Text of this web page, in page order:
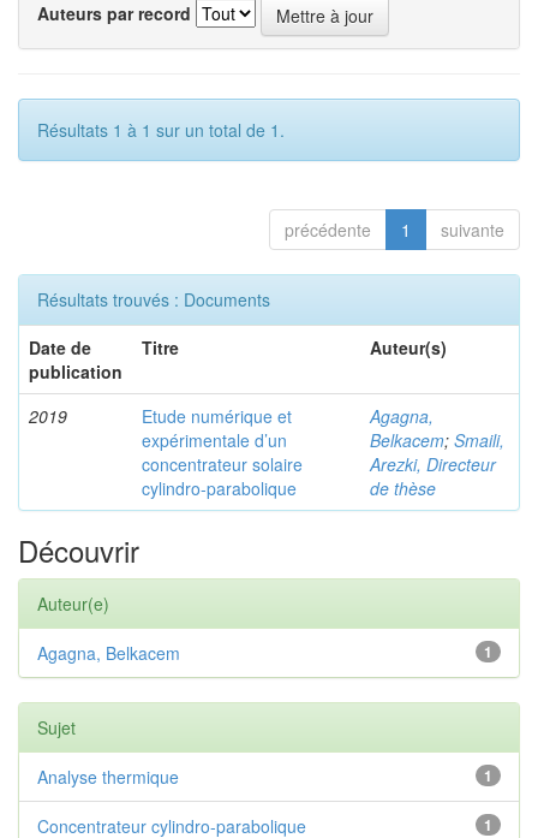
Auteurs par record
Résultats 1 à 1 sur un total de 1.
précédente 1 suivante
Résultats trouvés : Documents
Date de
publication
Titre Auteur(s)
2019
Etude numérique et
expérimentale d’un
concentrateur solaire
cylindro-parabolique
Agagna,
Belkacem; Smaili,
Arezki, Directeur
de thèse
Découvrir
Auteur(e)
1
Agagna, Belkacem
Sujet
1
Analyse thermique
1
Concentrateur cylindro-parabolique